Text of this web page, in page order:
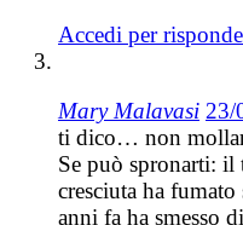
Accedi per
Mary Malavasi 23/
ti dico… non
Se può spronarti: il
cresciuta ha
anni fa ha smesso